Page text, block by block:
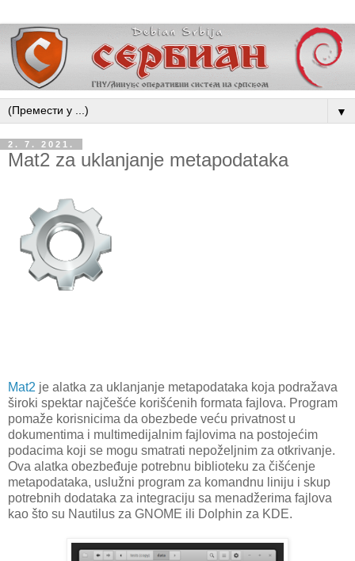
▼
2. 7. 2021.
Mat2 za uklanjanje metapodataka
Mat2 je alatka za uklanjanje metapodataka koja podražava
široki spektar najčešće korišćenih formata fajlova. Program
pomaže korisnicima da obezbede veću privatnost u
dokumentima i multimedijalnim fajlovima na postojećim
podacima koji se mogu smatrati nepoželjnim za otkrivanje.
Ova alatka obezbeđuje potrebnu biblioteku za čišćenje
metapodataka, uslužni program za komandnu liniju i skup
potrebnih dodataka za integraciju sa menadžerima fajlova
kao što su Nautilus za GNOME ili Dolphin za KDE.